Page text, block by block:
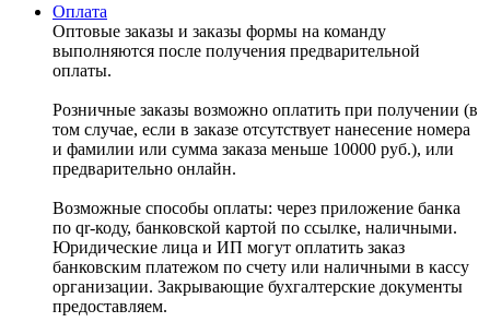
Оплата
Оптовые заказы и заказы формы на команду
выполняются после получения предварительной
оплаты.
Розничные заказы возможно оплатить при получении (в
том случае, если в заказе отсутствует нанесение номера
и фамилии или сумма заказа меньше 10000 руб.), или
предварительно онлайн.
Возможные способы оплаты: через приложение банка
по qr-коду, банковской картой по ссылке, наличными.
Юридические лица и ИП могут оплатить заказ
банковским платежом по счету или наличными в кассу
организации. Закрывающие бухгалтерские документы
предоставляем.